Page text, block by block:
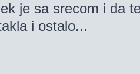
je sa srecom i da
i ostalo...